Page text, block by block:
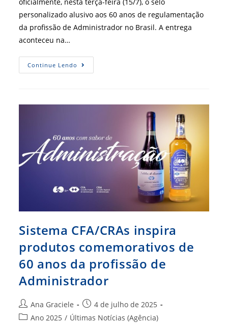
personalizado alusivo aos 60 anos de regulamentação
da profissão de Administrador no Brasil. A entrega
aconteceu na…
Continue Lendo CFA
Recebe
Alusão
Diamante
Da
Administração
Sistema CFA/CRAs inspira
produtos comemorativos de
60 anos da profissão de
Administrador
Autor
do
Ana Graciele
Post
publicado:
4 de julho de 2025
Categoria
Ano 2025 / Últimas Notícias (Agência)